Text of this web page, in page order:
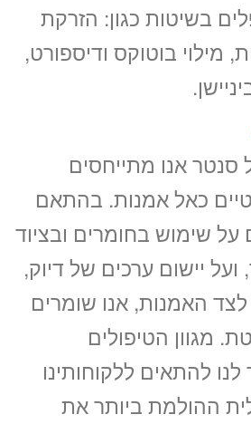
בשיטות כגון: הזרקת
מילוי בוטוקס ודיספורט,
אנו מתייחסים
כאל אמנות. בהתאם
על שימוש בחומרים ובציוד
ועל יישום ערכים של דיוק,
לצד האמנות, אנו שומרים
מגוון הטיפולים
להתאים ללקוחותינו
ההולמת ביותר את